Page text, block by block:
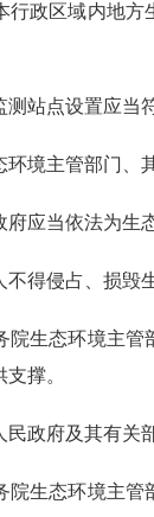
行政区域内地
测站点设置应当
境主管部门、其
府应当依法为生
不得侵占、损毁
生态环境主管
撑。
民政府及其有关
生态环境主管